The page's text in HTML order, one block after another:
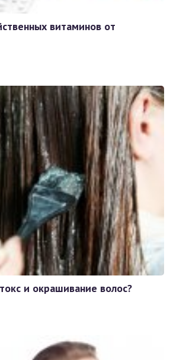
витаминов от
и окрашивание волос?